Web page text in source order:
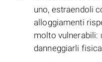
uno, estraendoli
alloggiamenti
molto vulnerabili:
danneggiarli